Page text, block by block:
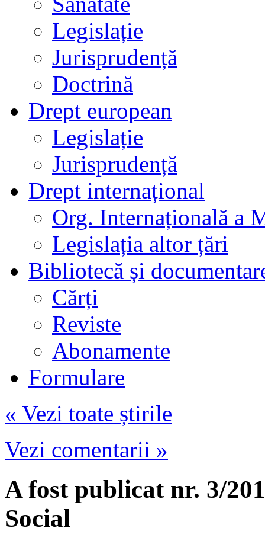
Legislație
Jurisprudență
Doctrină
Drept european
Legislație
Jurisprudență
Drept internațional
Org. Internațională a
Legislația altor țări
Bibliotecă și
Cărți
Reviste
Abonamente
Formulare
« Vezi toate știrile
Vezi comentarii »
A fost publicat nr. 3/
Social